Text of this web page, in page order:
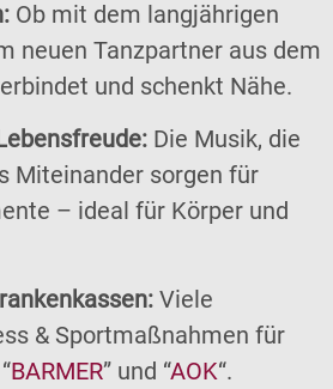
Ob mit dem langjährigen
neuen Tanzpartner aus dem
und schenkt Nähe.
Die Musik, die
Miteinander sorgen für
– ideal für Körper und
Viele
& Sportmaßnahmen für
BARMER” und “AOK“.